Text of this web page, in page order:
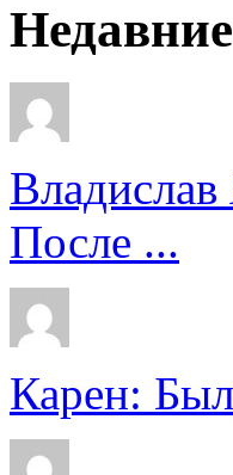
После ...
Карен: